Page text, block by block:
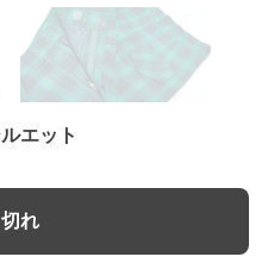
エット
れ